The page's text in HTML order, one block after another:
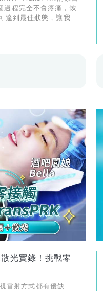
過程完全不會疼痛，恢
達到最佳狀態，讓我充
光實錄！挑戰零
雷射方式都有優缺